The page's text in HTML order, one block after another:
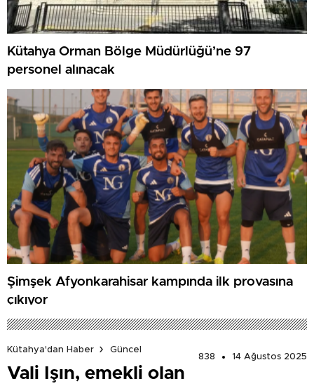
Kütahya Orman Bölge Müdürlüğü’ne 97
personel alınacak
Şimşek Afyonkarahisar kampında ilk provasına
çıkıyor
Kütahya'dan Haber
Güncel
838
14 Ağustos 2025
Vali Işın, emekli olan